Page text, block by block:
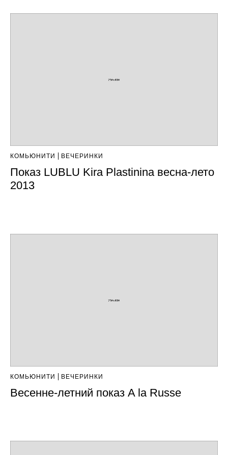
КОМЬЮНИТИ ВЕЧЕРИНКИ
Показ LUBLU Kira Plastinina весна-лето
2013
КОМЬЮНИТИ ВЕЧЕРИНКИ
Весенне-летний показ A la Russe